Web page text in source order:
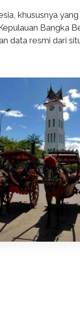
khususnya
Bangka
data resmi dari